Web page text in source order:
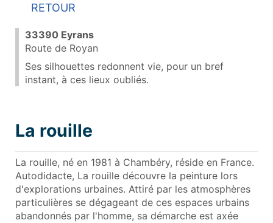
Retour
33390 Eyrans
Route de Royan
Ses silhouettes redonnent vie, pour un bref
instant, à ces lieux oubliés.
La rouille
La rouille, né en 1981 à Chambéry, réside en France.
Autodidacte, La rouille découvre la peinture lors
d'explorations urbaines. Attiré par les atmosphères
particulières se dégageant de ces espaces urbains
abandonnés par l'homme, sa démarche est axée